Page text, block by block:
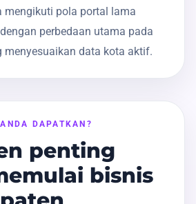
mengikuti pola portal lama
perbedaan utama pada
menyesuaikan data kota aktif.
DAPATKAN?
penting
bisnis